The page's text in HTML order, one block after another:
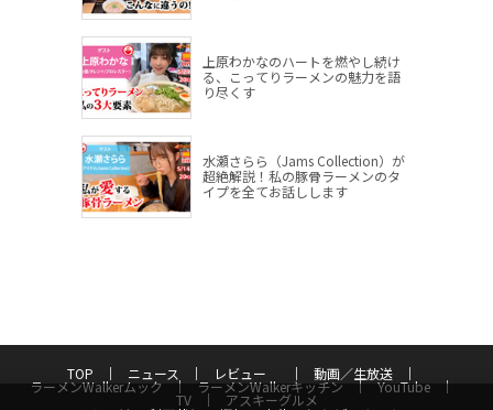
上原わかなのハートを燃やし続け
る、こってりラーメンの魅力を語
り尽くす
水瀬さらら（Jams Collection）が
超絶解説！私の豚骨ラーメンのタ
イプを全てお話しします
TOP ニュース レビュー 動画／生放送
ラーメンWalkerムック ラーメンWalkerキッチン YouTube
TV アスキーグルメ